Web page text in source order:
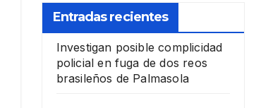
Entradas recientes
Investigan posible complicidad
policial en fuga de dos reos
brasileños de Palmasola